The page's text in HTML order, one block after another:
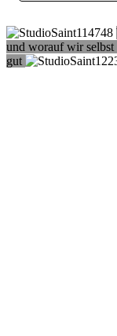
und worauf wir selbst
gut